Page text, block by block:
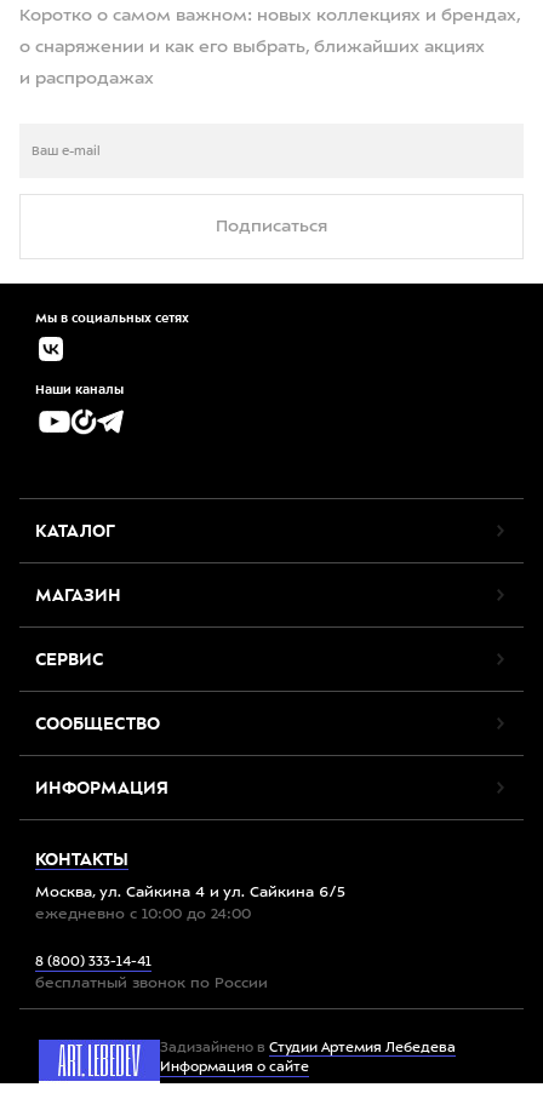
Коротко о самом важном: новых коллекциях и брендах,
о снаряжении и как его выбрать, ближайших акциях
и распродажах
Подписаться
Мы в социальных сетях
Наши каналы
КАТАЛОГ
МАГАЗИН
СЕРВИС
СООБЩЕСТВО
ИНФОРМАЦИЯ
КОНТАКТЫ
Москва, ул. Сайкина 4 и ул. Сайкина 6/5
ежедневно с 10:00 до 24:00
8 (800) 333-14-41
бесплатный звонок по России
Задизайнено в Студии Артемия Лебедева
Информация о сайте